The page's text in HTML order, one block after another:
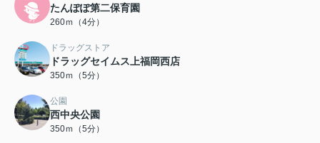
たんぽぽ第二保育園
260ｍ（4分）
ドラッグストア
ドラッグセイムス上福岡西店
350ｍ（5分）
公園
西中央公園
350ｍ（5分）